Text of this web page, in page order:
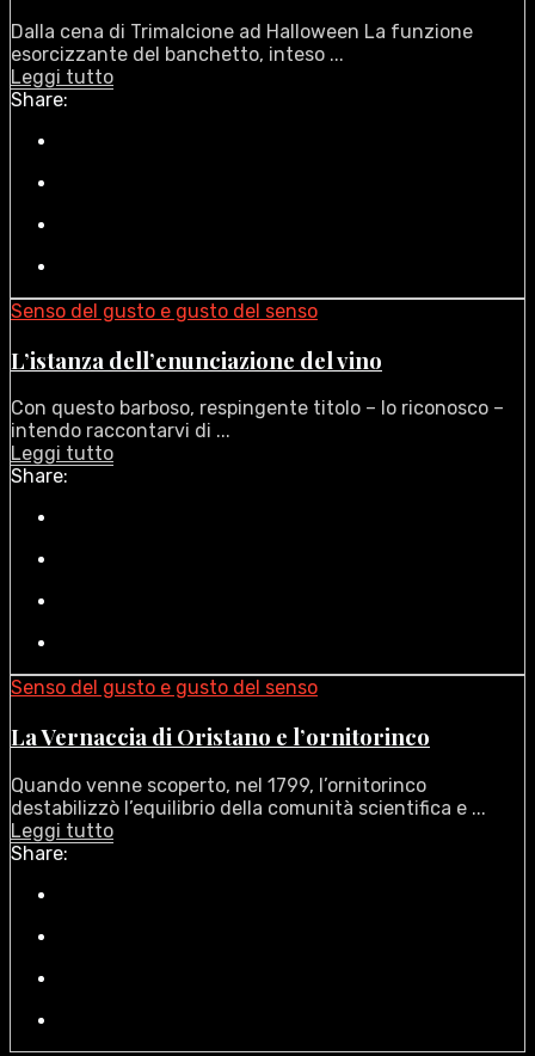
Dalla cena di Trimalcione ad Halloween La funzione
esorcizzante del banchetto, inteso ...
Leggi tutto
Share:
Senso del gusto e gusto del senso
L’istanza dell’enunciazione del vino
Con questo barboso, respingente titolo – lo riconosco –
intendo raccontarvi di ...
Leggi tutto
Share:
Senso del gusto e gusto del senso
La Vernaccia di Oristano e l’ornitorinco
Quando venne scoperto, nel 1799, l’ornitorinco
destabilizzò l’equilibrio della comunità scientifica e ...
Leggi tutto
Share: